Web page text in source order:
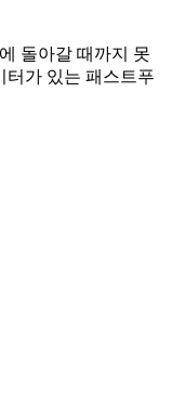
돌아갈 때까지 못
터가 있는 패스트푸